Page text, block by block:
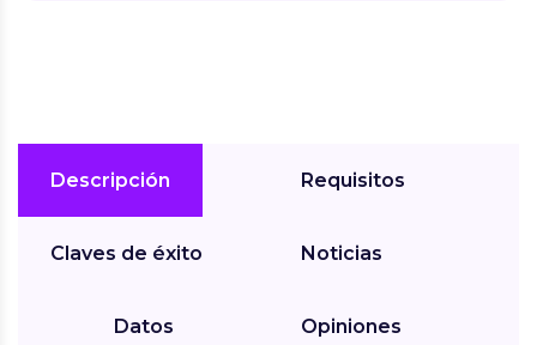
Descripción
Claves de éxito
Datos
Requisitos
Noticias
Opiniones